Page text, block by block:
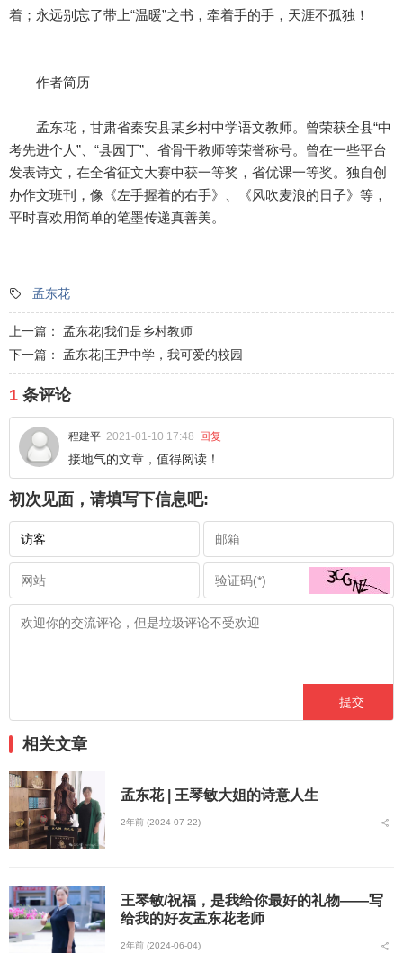
着；永远别忘了带上“温暖”之书，牵着手的手，天涯不孤独！
作者简历
孟东花，甘肃省秦安县某乡村中学语文教师。曾荣获全县“中
考先进个人”、“县园丁”、省骨干教师等荣誉称号。曾在一些平台
发表诗文，在全省征文大赛中获一等奖，省优课一等奖。独自创
办作文班刊，像《左手握着的右手》、《风吹麦浪的日子》等，
平时喜欢用简单的笔墨传递真善美。
孟东花
上一篇： 孟东花|我们是乡村教师
下一篇： 孟东花|王尹中学，我可爱的校园
1 条评论
程建平 2021-01-10 17:48 回复
接地气的文章，值得阅读！
初次见面，请填写下信息吧:
相关文章
孟东花 | 王琴敏大姐的诗意人生
2年前 (2024-07-22)
王琴敏/祝福，是我给你最好的礼物——写
给我的好友孟东花老师
2年前 (2024-06-04)